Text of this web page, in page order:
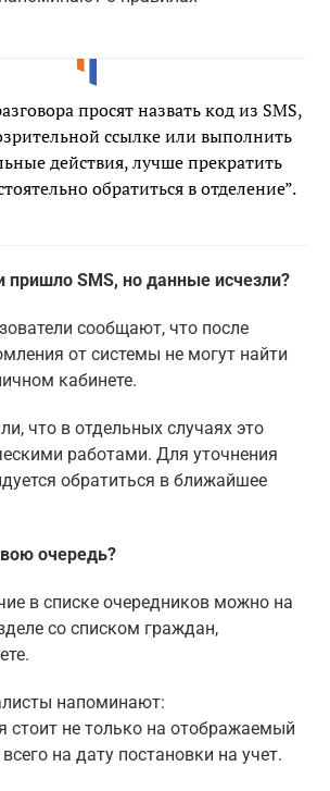
просят назвать код из SMS,
ссылке или выполнить
действия, лучше прекратить
обратиться в отделение”.
пришло SMS, но данные исчезли?
сообщают, что после
от системы не могут найти
кабинете.
что в отдельных случаях это
работами. Для уточнения
обратиться в ближайшее
очередь?
в списке очередников можно на
со списком граждан,
напоминают:
стоит не только на отображаемый
на дату постановки на учет.